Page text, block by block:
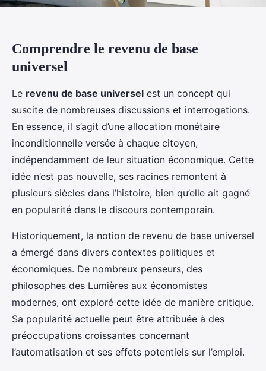
Comprendre le revenu de base
universel
Le revenu de base universel est un concept qui
suscite de nombreuses discussions et interrogations.
En essence, il s’agit d’une allocation monétaire
inconditionnelle versée à chaque citoyen,
indépendamment de leur situation économique. Cette
idée n’est pas nouvelle, ses racines remontent à
plusieurs siècles dans l’histoire, bien qu’elle ait gagné
en popularité dans le discours contemporain.
Historiquement, la notion de revenu de base universel
a émergé dans divers contextes politiques et
économiques. De nombreux penseurs, des
philosophes des Lumières aux économistes
modernes, ont exploré cette idée de manière critique.
Sa popularité actuelle peut être attribuée à des
préoccupations croissantes concernant
l’automatisation et ses effets potentiels sur l’emploi.